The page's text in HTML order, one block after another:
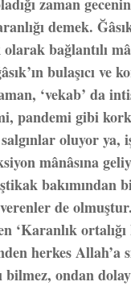
demek.
bağlantılı
bulaşıcı ve
‘vekab’ da
pandemi gibi
oluyor ya,
mânâsına
bakımından
de
‘Karanlık ortalığı
herkes Allah’a
ondan